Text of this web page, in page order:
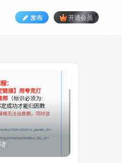
发布 开通会员